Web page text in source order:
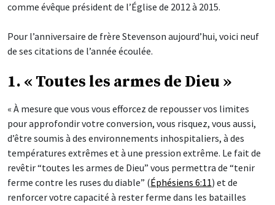
comme évêque président de l’Église de 2012 à 2015.
Pour l’anniversaire de frère Stevenson aujourd’hui, voici neuf
de ses citations de l’année écoulée.
1. « Toutes les armes de Dieu »
« À mesure que vous vous efforcez de repousser vos limites
pour approfondir votre conversion, vous risquez, vous aussi,
d’être soumis à des environnements inhospitaliers, à des
températures extrêmes et à une pression extrême. Le fait de
revêtir “toutes les armes de Dieu” vous permettra de “tenir
ferme contre les ruses du diable” (Éphésiens 6:11) et de
renforcer votre capacité à rester ferme dans les batailles